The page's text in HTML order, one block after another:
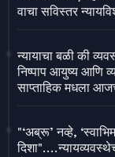
वाचा सविस्तर
न्यायाचा बळी की
निष्पाप आयुष्य आणि
साप्ताहिक मधला
"‘अब्रू’ नव्हे,